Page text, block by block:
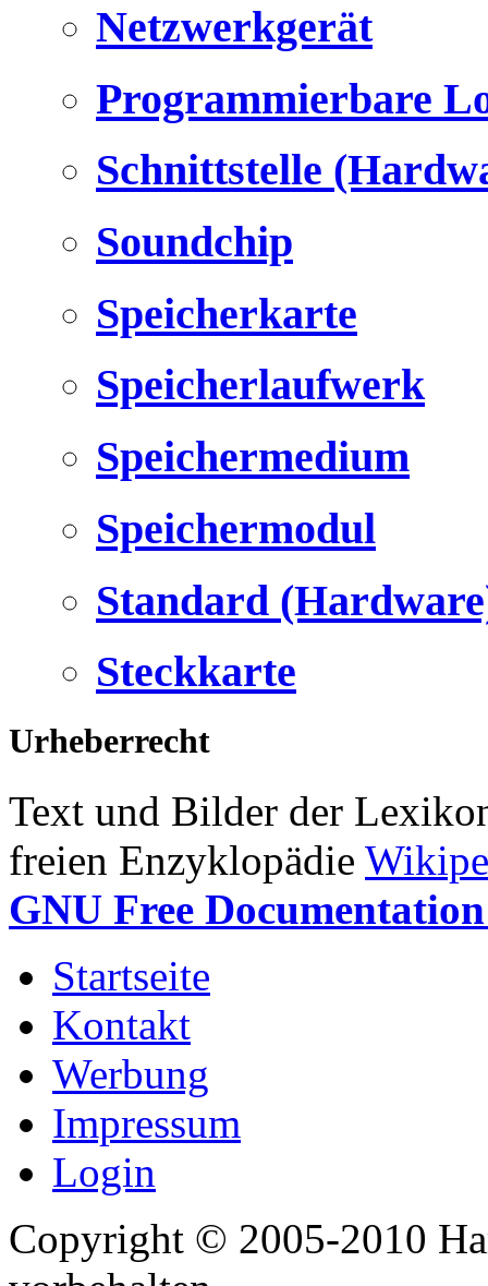
Netzwerkgerät
Programmierbare
Schnittstelle
Soundchip
Speicherkarte
Speicherlaufwerk
Speichermedium
Speichermodul
Standard
Steckkarte
Urheberrecht
Text und Bilder der
freien Enzyklopädie
GNU Free
Startseite
Kontakt
Werbung
Impressum
Login
Copyright © 2005-2010